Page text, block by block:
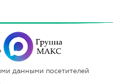
данными посетителей